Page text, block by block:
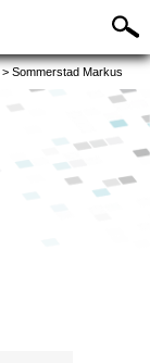
> Sommerstad Markus